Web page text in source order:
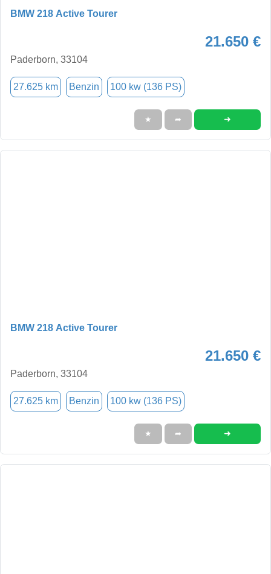
BMW 218 Active Tourer
21.650 €
Paderborn, 33104
27.625 km Benzin 100 kw (136 PS)
★ ➦ ➜
BMW 218 Active Tourer
21.650 €
Paderborn, 33104
27.625 km Benzin 100 kw (136 PS)
★ ➦ ➜